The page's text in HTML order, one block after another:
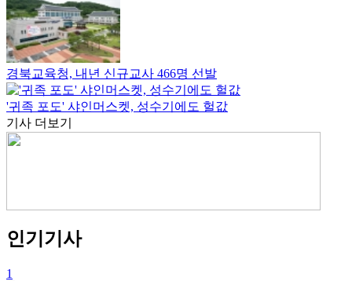
경북교육청, 내년 신규교사 466명 선발
'귀족 포도' 샤인머스켓, 성수기에도 헐값
기사 더보기
인기기사
1